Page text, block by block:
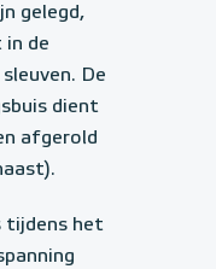
gelegd,
in de
De
dient
afgerold
tijdens het